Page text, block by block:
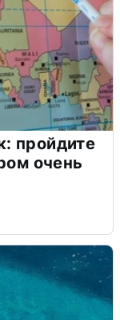
пройдите
очень